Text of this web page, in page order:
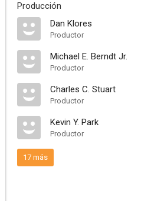
Producción
Dan Klores
Productor
Michael E. Berndt Jr.
Productor
Charles C. Stuart
Productor
Kevin Y. Park
Productor
17 más